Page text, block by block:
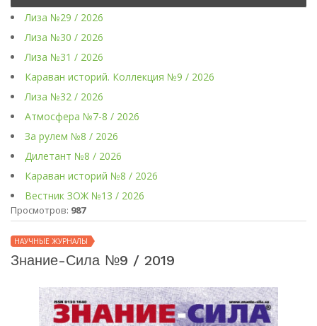
Лиза №29 / 2026
Лиза №30 / 2026
Лиза №31 / 2026
Караван историй. Коллекция №9 / 2026
Лиза №32 / 2026
Атмосфера №7-8 / 2026
За рулем №8 / 2026
Дилетант №8 / 2026
Караван историй №8 / 2026
Вестник ЗОЖ №13 / 2026
Просмотров: 987
НАУЧНЫЕ ЖУРНАЛЫ
Знание-Сила №9 / 2019